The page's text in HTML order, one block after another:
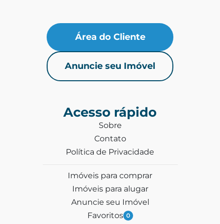
Área do Cliente
Anuncie seu Imóvel
Acesso rápido
Sobre
Contato
Política de Privacidade
Imóveis para comprar
Imóveis para alugar
Anuncie seu Imóvel
Favoritos 0